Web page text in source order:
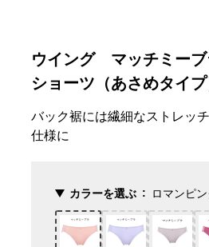
ウイング マッチミーブ
ショーツ（あさめタイプ
バック裾には繊細なストレッ
仕様に
カラーを選ぶ ロマンピン